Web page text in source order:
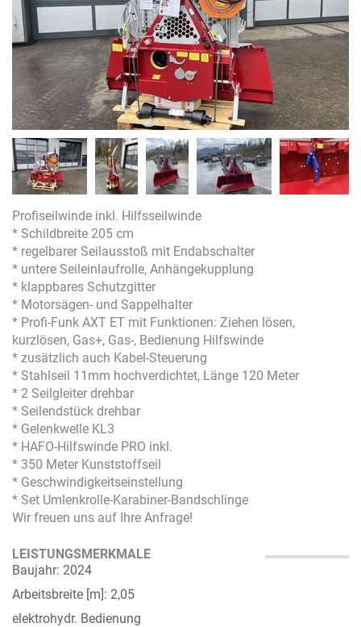
Profiseilwinde inkl. Hilfsseilwinde
* Schildbreite 205 cm
* regelbarer Seilausstoß mit Endabschalter
* untere Seileinlaufrolle, Anhängekupplung
* klappbares Schutzgitter
* Motorsägen- und Sappelhalter
* Profi-Funk AXT ET mit Funktionen: Ziehen lösen,
kurzlösen, Gas+, Gas-, Bedienung Hilfswinde
* zusätzlich auch Kabel-Steuerung
* Stahlseil 11mm hochverdichtet, Länge 120 Meter
* 2 Seilgleiter drehbar
* Seilendstück drehbar
* Gelenkwelle KL3
* HAFO-Hilfswinde PRO inkl.
* 350 Meter Kunststoffseil
* Geschwindigkeitseinstellung
* Set Umlenkrolle-Karabiner-Bandschlinge
Wir freuen uns auf Ihre Anfrage!
LEISTUNGSMERKMALE
Baujahr: 2024
Arbeitsbreite [m]: 2,05
elektrohydr. Bedienung